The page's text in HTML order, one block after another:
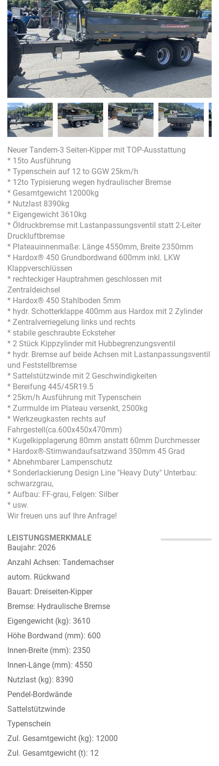
Neuer Tandem-3 Seiten-Kipper mit TOP-Ausstattung
* 15to Ausführung
* Typenschein auf 12 to GGW 25km/h
* 12to Typisierung wegen hydraulischer Bremse
* Gesamtgewicht 12000kg
* Nutzlast 8390kg
* Eigengewicht 3610kg
* Öldruckbremse mit Lastanpassungsventil statt 2-Leiter
Druckluftbremse
* Plateauinnenmaße: Länge 4550mm, Breite 2350mm
* Hardox® 450 Grundbordwand 600mm inkl. LKW
Klappverschlüssen
* rechteckiger Hauptrahmen geschlossen mit
Zentraldeichsel
* Hardox® 450 Stahlboden 5mm
* hydr. Schotterklappe 400mm aus Hardox mit 2 Zylinder
* Zentralverriegelung links und rechts
* stabile geschraubte Ecksteher
* 2 Stück Kippzylinder mit Hubbegrenzungsventil
* hydr. Bremse auf beide Achsen mit Lastanpassungsventil
und Feststellbremse
* Sattelstützwinde mit 2 Geschwindigkeiten
* Bereifung 445/45R19.5
* 25km/h Ausführung mit Typenschein
* Zurrmulde im Plateau versenkt, 2500kg
* Werkzeugkasten rechts auf
Fahrgestell(ca.600x450x470mm)
* Kugelkipplagerung 80mm anstatt 60mm Durchmesser
* Hardox®-Stirnwandaufsatzwand 350mm 45 Grad
* Abnehmbarer Lampenschutz
* Sonderlackierung Design Line "Heavy Duty" Unterbau:
schwarzgrau,
* Aufbau: FF-grau, Felgen: Silber
* usw.
Wir freuen uns auf Ihre Anfrage!
LEISTUNGSMERKMALE
Baujahr: 2026
Anzahl Achsen: Tandemachser
autom. Rückwand
Bauart: Dreiseiten-Kipper
Bremse: Hydraulische Bremse
Eigengewicht (kg): 3610
Höhe Bordwand (mm): 600
Innen-Breite (mm): 2350
Innen-Länge (mm): 4550
Nutzlast (kg): 8390
Pendel-Bordwände
Sattelstützwinde
Typenschein
Zul. Gesamtgewicht (kg): 12000
Zul. Gesamtgewicht (t): 12